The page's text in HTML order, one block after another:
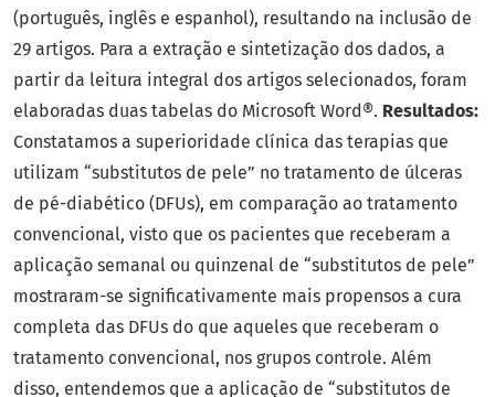
(português, inglês e espanhol), resultando na inclusão de
29 artigos. Para a extração e sintetização dos dados, a
partir da leitura integral dos artigos selecionados, foram
elaboradas duas tabelas do Microsoft Word®. Resultados:
Constatamos a superioridade clínica das terapias que
utilizam “substitutos de pele” no tratamento de úlceras
de pé-diabético (DFUs), em comparação ao tratamento
convencional, visto que os pacientes que receberam a
aplicação semanal ou quinzenal de “substitutos de pele”
mostraram-se significativamente mais propensos a cura
completa das DFUs do que aqueles que receberam o
tratamento convencional, nos grupos controle. Além
disso, entendemos que a aplicação de “substitutos de